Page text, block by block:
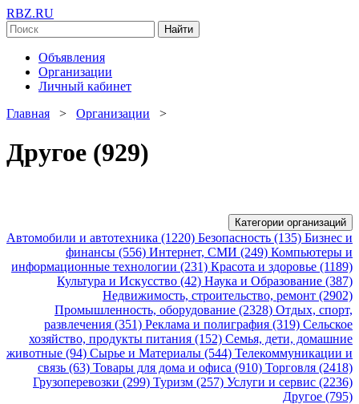
RBZ.RU
Найти
Объявления
Организации
Личный кабинет
Главная > Организации >
Другое (929)
Категории организаций
Автомобили и автотехника (1220) Безопасность (135) Бизнес и
финансы (556) Интернет, СМИ (249) Компьютеры и
информационные технологии (231) Красота и здоровье (1189)
Культура и Искусство (42) Наука и Образование (387)
Недвижимость, строительство, ремонт (2902)
Промышленность, оборудование (2328) Отдых, спорт,
развлечения (351) Реклама и полиграфия (319) Сельское
хозяйство, продукты питания (152) Семья, дети, домашние
животные (94) Сырье и Материалы (544) Телекоммуникации и
связь (63) Товары для дома и офиса (910) Торговля (2418)
Грузоперевозки (299) Туризм (257) Услуги и сервис (2236)
Другое (795)